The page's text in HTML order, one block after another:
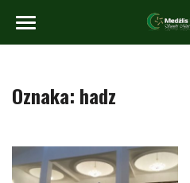
Oznaka: hadz